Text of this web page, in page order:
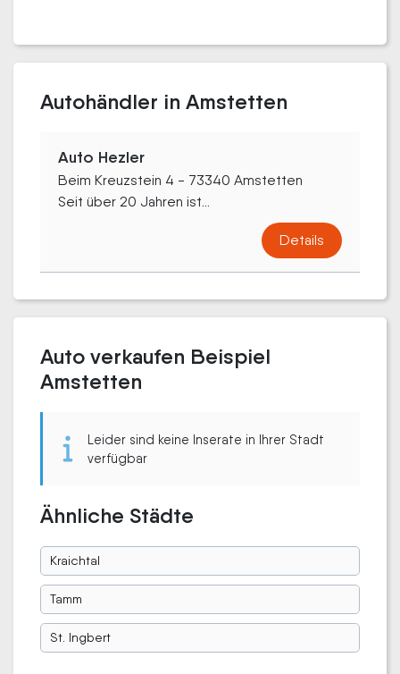
Autohändler in Amstetten
Auto Hezler
Beim Kreuzstein 4 - 73340 Amstetten
Seit über 20 Jahren ist...
Details
Auto verkaufen Beispiel
Amstetten
Leider sind keine Inserate in Ihrer Stadt
verfügbar
Ähnliche Städte
Kraichtal
Tamm
St. Ingbert